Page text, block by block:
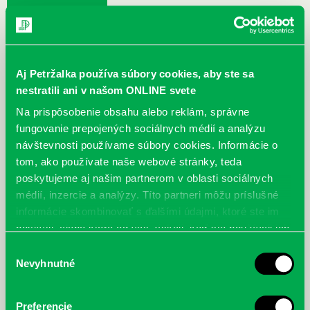
Aj Petržalka používa súbory cookies, aby ste sa
nestratili ani v našom ONLINE svete
Na prispôsobenie obsahu alebo reklám, správne
fungovanie prepojených sociálnych médií a analýzu
návštevnosti používame súbory cookies. Informácie o
tom, ako používate naše webové stránky, teda
poskytujeme aj našim partnerom v oblasti sociálnych
médií, inzercie a analýzy. Títo partneri môžu príslušné
informácie skombinovať s ďalšími údajmi, ktoré ste im
poskytli, alebo ktoré od vás získali, keď ste používali ich
súhlasu
Nevyhnutné
Preferencie
MENU
Cenník služieb a poplatkov Knižnice
Petržalka
Cenník služieb Knižnice Petržalka platný od 01. 02. 2026